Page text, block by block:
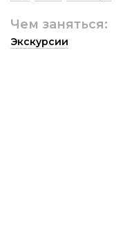
Чем заняться:
Экскурсии